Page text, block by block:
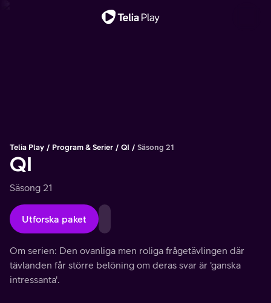
Telia Play Program & Serier QI Säsong 21
QI
Säsong 21
Utforska paket
Om serien: Den ovanliga men roliga frågetävlingen där
tävlanden får större belöning om deras svar är 'ganska
intressanta'.